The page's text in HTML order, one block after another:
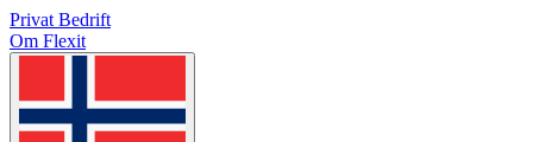
Privat Bedrift
Om Flexit